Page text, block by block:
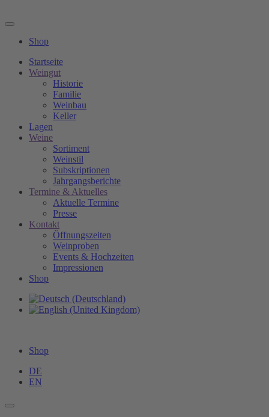
Shop
Startseite
Weingut
Historie
Familie
Weinbau
Keller
Lagen
Weine
Sortiment
Weinstil
Subskriptionen
Jahrgangsberichte
Termine & Aktuelles
Aktuelle Termine
Presse
Kontakt
Öffnungszeiten
Weinproben
Events & Hochzeiten
Impressionen
Shop
Shop
DE
EN